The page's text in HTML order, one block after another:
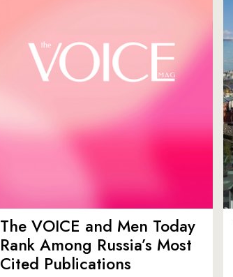
The VOICE and Men Today
Rank Among Russia’s Most
Cited Publications